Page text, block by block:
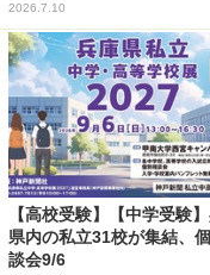
2026.7.10
【高校受験】【中学受験
県内の私立31校が集結、
談会9/6